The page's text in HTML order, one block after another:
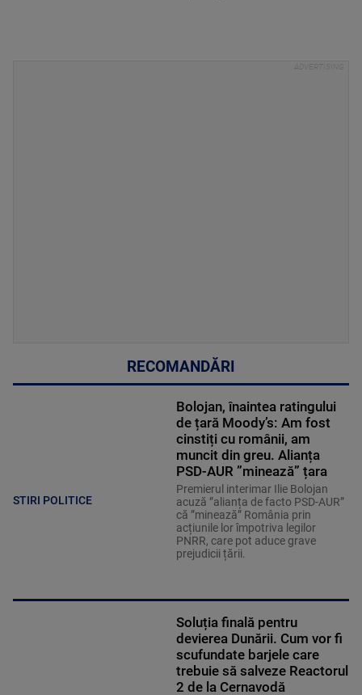
RECOMANDĂRI
STIRI POLITICE
Bolojan, înaintea ratingului
de țară Moody’s: Am fost
cinstiți cu românii, am
muncit din greu. Alianța
PSD-AUR ”minează” țara
Premierul interimar Ilie Bolojan
acuză ”alianța de facto PSD-AUR”
că ”minează” România prin
acțiunile lor împotriva legilor
PNRR, care pot aduce grave
prejudicii țării.
Soluția finală pentru
devierea Dunării. Cum vor fi
scufundate barjele care
trebuie să salveze Reactorul
2 de la Cernavodă